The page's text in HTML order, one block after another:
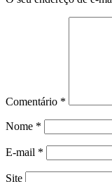
Comentário *
Nome *
E-mail *
Site